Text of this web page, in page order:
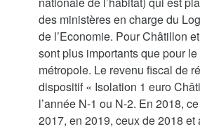
des ministères en charge du
de l’Economie. Pour Châtillon
sont plus importants que pour
métropole. Le revenu fiscal de
dispositif « Isolation 1 euro
l’année N-1 ou N-2. En 2018,
2017, en 2019, ceux de 2018 et